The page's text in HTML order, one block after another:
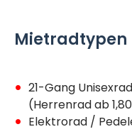
Mietradtypen
21-Gang
(Herrenrad ab
Elektrorad /